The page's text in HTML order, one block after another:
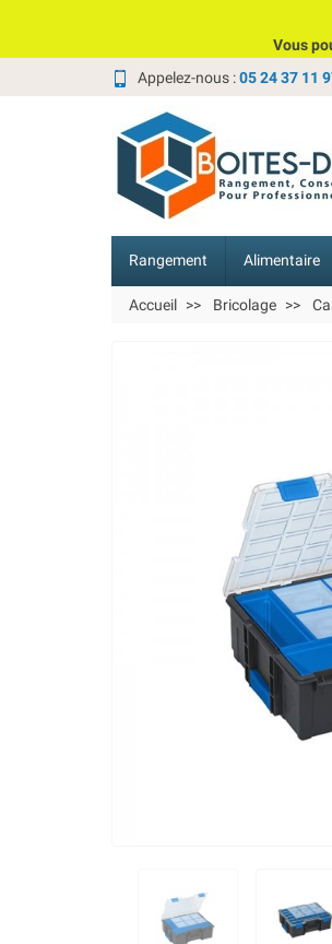
Vous
Appelez-nous :05 24 37 11
Rangement Alimentaire
Accueil Bricolage